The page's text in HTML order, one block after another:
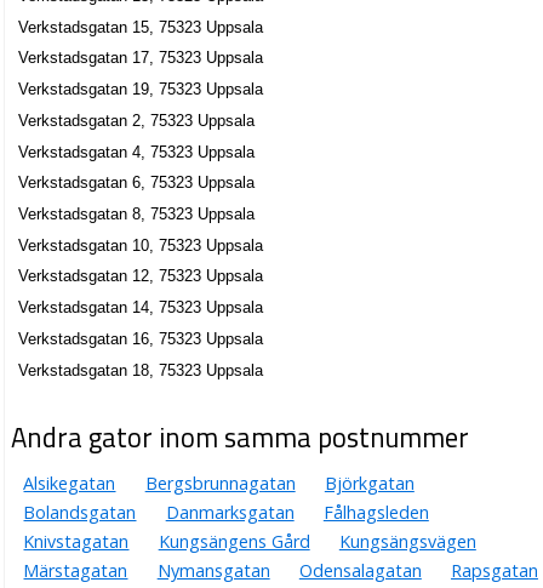
Mälardalens 2 Snickare AB
Martin Amarillo
Tecab Ytskyddsprodukter AB
Dick Åke Tommy Ahlström
018-122355
Verkstadsgatan 2, 75323 Uppsala
Ifix trading AB
Curt Marcus Flink
018-520435
Verkstadsgatan 2 A, 75323 Uppsala
Henriks Fasad & Kakel
Verkstadsgatan 2 B, 75323 Uppsala
Engbergs Måleri i Uppsala AB
Kenneth Engberg
018-121200
Verkstadsgatan 2 B, 75323 Uppsala
Verkstadsgatan 15, 75323 Uppsala
Verkstadsgatan 17, 75323 Uppsala
Verkstadsgatan 19, 75323 Uppsala
Verkstadsgatan 2, 75323 Uppsala
Verkstadsgatan 4, 75323 Uppsala
Verkstadsgatan 6, 75323 Uppsala
Verkstadsgatan 8, 75323 Uppsala
Verkstadsgatan 10, 75323 Uppsala
Verkstadsgatan 12, 75323 Uppsala
Verkstadsgatan 14, 75323 Uppsala
Verkstadsgatan 16, 75323 Uppsala
Verkstadsgatan 18, 75323 Uppsala
Andra gator inom samma postnummer
Alsikegatan Bergsbrunnagatan
Björkgatan
Bolandsgatan
Danmarksgatan
Fålhagsleden
Knivstagatan
Kungsängens Gård
Kungsängsvägen
Märstagatan
Nymansgatan Odensalagatan Rapsgatan